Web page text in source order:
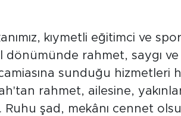
kıymetli eğitimci ve
dönümünde rahmet, saygı
sunduğu hizmetleri
rahmet, ailesine,
Ruhu şad, mekânı cennet